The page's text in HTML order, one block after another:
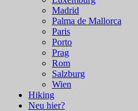
Madrid
Palma de Mallorca
Paris
Porto
Prag
Rom
Salzburg
Wien
Hiking
Neu hier?